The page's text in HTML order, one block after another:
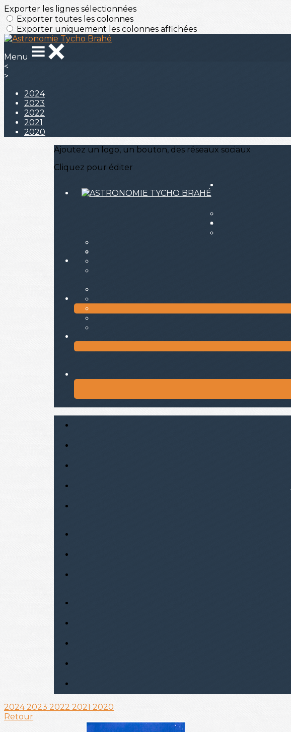
Exporter les lignes sélectionnées
Exporter toutes les colonnes
Exporter uniquement les colonnes affichées
Menu
<
>
2024
2023
2022
2021
2020
Ajoutez un logo, un bouton, des réseaux sociaux
Cliquez pour éditer
20242023 2022 2021 2020
Retour